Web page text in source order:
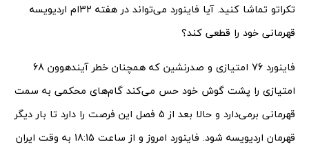
تکراتو تماشا کنید. آیا فاینورد می‌تواند در هفته 32ام اردیویسه
قهرمانی خود را قطعی کند؟
فاینورد 76 امتیازی و صدرنشین که همچنان خطر آیندهوون 68
امتیازی را پشت گوش خود حس می‌کند گام‌های محکمی به سمت
قهرمانی برمی‌دارد و حالا بعد از 5 فصل این فرصت را دارد تا بار دیگر
قهرمان اردیویسه شود. فاینورد امروز و از ساعت 18:15 به وقت ایران